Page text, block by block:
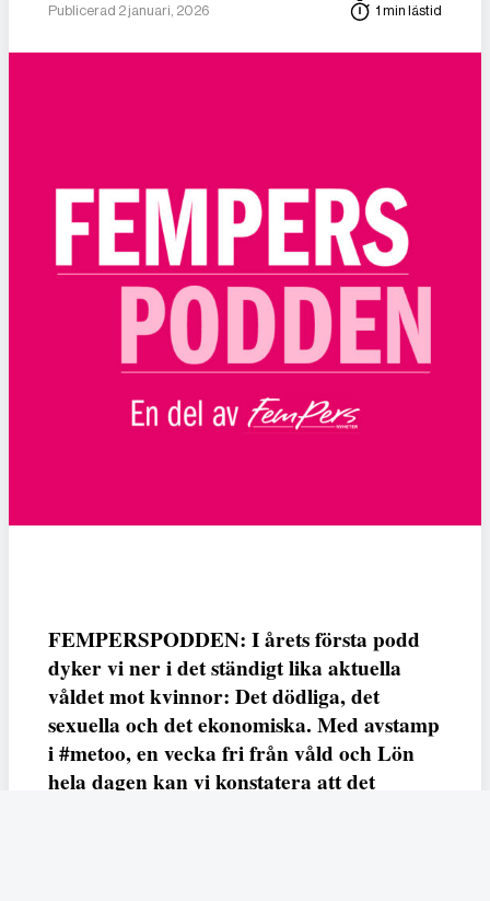
Publicerad 2 januari, 2026 1 min lästid
FEMPERSPODDEN: I årets första podd
dyker vi ner i det ständigt lika aktuella
våldet mot kvinnor: Det dödliga, det
sexuella och det ekonomiska. Med avstamp
i #metoo, en vecka fri från våld och Lön
hela dagen kan vi konstatera att det